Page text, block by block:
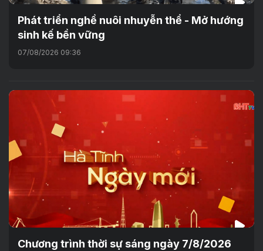
Phát triển nghề nuôi nhuyễn thể - Mở hướng
sinh kế bền vững
07/08/2026 09:36
Chương trình thời sự sáng ngày 7/8/2026